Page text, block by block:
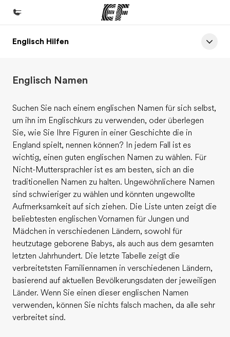
Home
Programme
Büros
Büros in der Nähe
Über uns
Wer wir sind
Karriere
Teil des Teams werden
Englisch Hilfen
Englisch Namen
Suchen Sie nach einem englischen Namen für sich selbst,
um ihn im Englischkurs zu verwenden, oder überlegen
Sie, wie Sie Ihre Figuren in einer Geschichte die in
England spielt, nennen können? In jedem Fall ist es
wichtig, einen guten englischen Namen zu wählen. Für
Nicht-Muttersprachler ist es am besten, sich an die
traditionellen Namen zu halten. Ungewöhnlichere Namen
sind schwieriger zu wählen und könnten ungewollte
Aufmerksamkeit auf sich ziehen. Die Liste unten zeigt die
beliebtesten englischen Vornamen für Jungen und
Mädchen in verschiedenen Ländern, sowohl für
heutzutage geborene Babys, als auch aus dem gesamten
letzten Jahrhundert. Die letzte Tabelle zeigt die
verbreitetsten Familiennamen in verschiedenen Ländern,
basierend auf aktuellen Bevölkerungsdaten der jeweiligen
Länder. Wenn Sie einen dieser englischen Namen
verwenden, können Sie nichts falsch machen, da alle sehr
verbreitet sind.